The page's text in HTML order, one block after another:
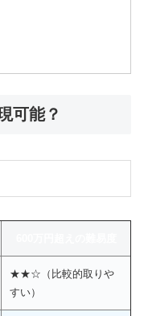
可能？
★★☆（比較的取りや
すい）